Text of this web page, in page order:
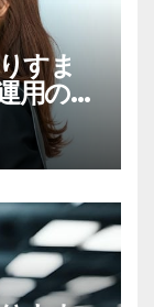
すま
用の実